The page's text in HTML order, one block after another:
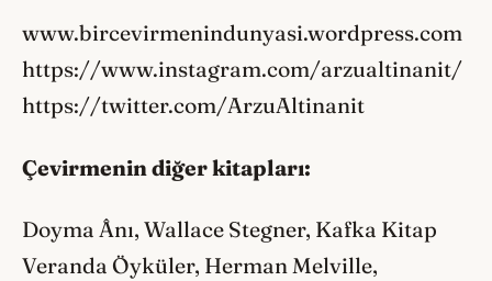
www.bircevirmenindunyasi.wordpress.com
https://www.instagram.com/arzualtinanit/
https://twitter.com/ArzuAltinanit
Çevirmenin diğer kitapları:
Doyma Ânı, Wallace Stegner, Kafka Kitap
Veranda Öyküler, Herman Melville,